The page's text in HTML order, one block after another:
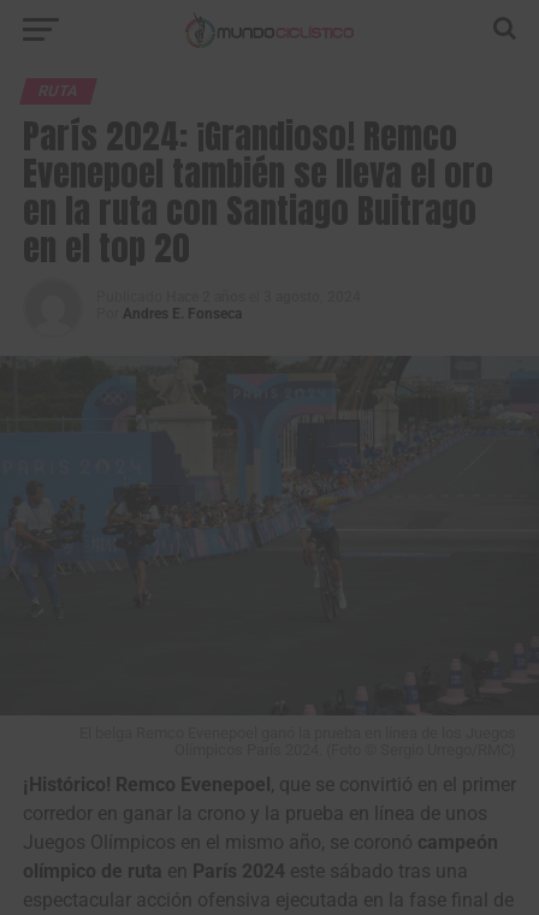
RUTA
París 2024: ¡Grandioso! Remco
Evenepoel también se lleva el oro
en la ruta con Santiago Buitrago
en el top 20
Andres E. Fonseca
¡Histórico! Remco Evenepoel, que se convirtió en el primer
corredor en ganar la crono y la prueba en línea de unos
Juegos Olímpicos en el mismo año, se coronó campeón
olímpico de ruta en París 2024 este sábado tras una
espectacular acción ofensiva ejecutada en la fase final de